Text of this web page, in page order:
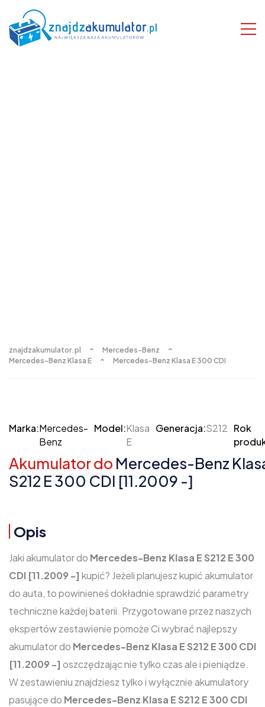
znajdzakumulator.pl
Mercedes-Benz
Mercedes-Benz Klasa E
Mercedes-Benz Klasa E 300 CDI
Marka:Mercedes-
Benz
Model:Klasa
E
Generacja:S212 Rok
Akumulator do Mercedes-Benz
S212 E 300 CDI [11.2009 -]
Opis
Jaki akumulator do Mercedes-Benz Klasa E S212 E 300
CDI [11.2009 -] kupić? Jeżeli planujesz kupić akumulator
do auta, to powinieneś dokładnie sprawdzić parametry
techniczne każdej baterii. Przygotowane przez naszych
ekspertów zestawienie pomoże Ci wybrać najlepszy
akumulator do Mercedes-Benz Klasa E S212 E 300 CDI
[11.2009 -] oszczędzając nie tylko czas ale i pieniądze.
W zestawieniu znajdziesz tylko i wyłącznie akumulatory
pasujące do Mercedes-Benz Klasa E S212 E 300 CDI